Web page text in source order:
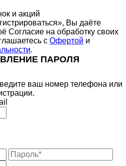
и акций
Вы даёте
Согласие на обработку своих
с Офертой и
.
ПАРОЛЯ
ваш номер телефона или